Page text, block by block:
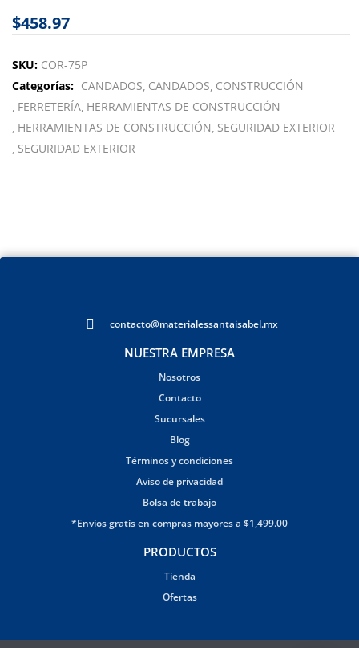
$458.97
SKU: COR-75P
Categorías: CANDADOS CANDADOS CONSTRUCCIÓN
FERRETERÍA HERRAMIENTAS DE CONSTRUCCIÓN
HERRAMIENTAS DE CONSTRUCCIÓN SEGURIDAD EXTERIOR
SEGURIDAD EXTERIOR
contacto@materialessantaisabel.mx
NUESTRA EMPRESA
Nosotros
Contacto
Sucursales
Blog
Términos y condiciones
Aviso de privacidad
Bolsa de trabajo
*Envíos gratis en compras mayores a $1,499.00
PRODUCTOS
Tienda
Ofertas